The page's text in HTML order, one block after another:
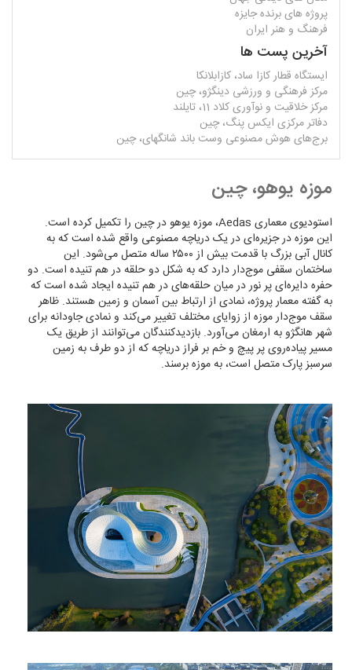
پروژه های برنده جایزه
فرهنگ و هنر ایران
آخرین پست ها
ایستگاه قطار کازا ساد، کازابلانکا
مرکز فرهنگی و ورزشی دینگژو، چین
مرکز خلاقیت و نوآوری کلاد 11، تایلند
دفاتر مرکزی ایکس پنگ، چین
برج‌های هوش مصنوعی وست باند شانگهای، چین
موزه یوهو، چین
استودیوی معماری Aedas، موزه یوهو در چین را تکمیل کرده است.
این موزه در جزیره‌ای در یک دریاچه مصنوعی واقع شده است که به
کانال آبی بزرگ با قدمت بیش از ۲۵۰۰ ساله متصل می‌شود. این
ساختمان سقفی موج‌دار دارد که به شکل دو حلقه در هم تنیده است. دو
حفره دایره‌ای پر نور در میان حلقه‌های در هم تنیده ایجاد شده است که
به گفته معمار پروژه، نمادی از ارتباط بین آسمان و زمین هستند. ظاهر
سقف موج‌دار موزه از زوایای مختلف تغییر می‌کند و نمادی جاودانه برای
شهر هانگژو به ارمغان می‌آورد. بازدیدکنندگان می‌توانند از طریق یک
مسیر پیاده‌روی پر پیچ و خم بر فراز دریاچه که از دو طرف به زمین
سرسبز پارک متصل است، به موزه برسند.